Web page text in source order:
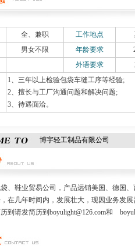
全、兼职 工作地点
男女不限 年龄要求
外语要求
1、三年以上检验包袋车缝工序等经验;
2、擅长与工厂沟通问题和解决问题;
3、待遇面洽。
博宇轻工制品有限公司
鞋业贸易公司，产品远销美国、德国、
在几年时间内，发展壮大，现因业务发
到请发简历到boyulight@126.com和